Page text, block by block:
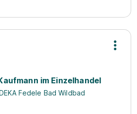
im Einzelhandel
Fedele Bad Wildbad